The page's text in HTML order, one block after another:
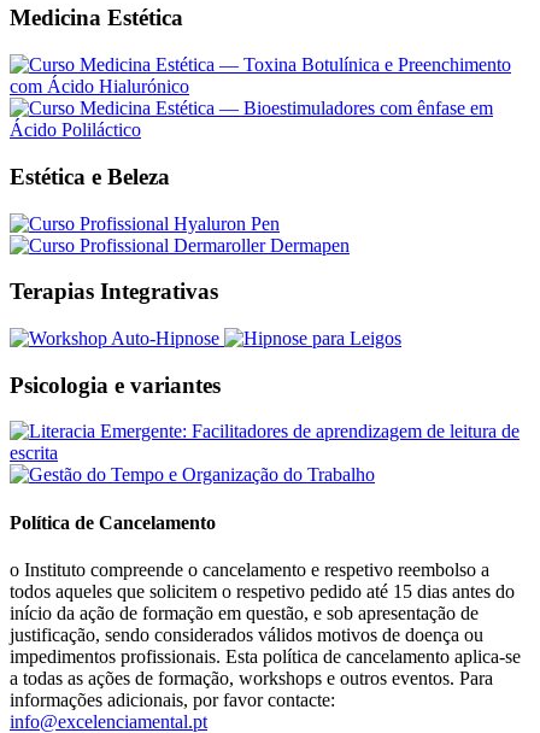
Medicina Estética
Estética e Beleza
Terapias Integrativas
Psicologia e variantes
Política de Cancelamento
o Instituto compreende o cancelamento e respetivo reembolso a
todos aqueles que solicitem o respetivo pedido até 15 dias antes do
início da ação de formação em questão, e sob apresentação de
justificação, sendo considerados válidos motivos de doença ou
impedimentos profissionais. Esta política de cancelamento aplica-se
a todas as ações de formação, workshops e outros eventos. Para
informações adicionais, por favor contacte:
info@excelenciamental.pt